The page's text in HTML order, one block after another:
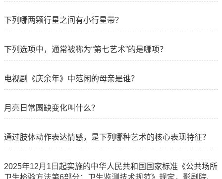
下列哪两颗行星之间有小行星带？
下列选项中，通常被称为“第七艺术”的是哪项？
电视剧《庆余年》中范闲的母亲是谁？
月亮日常圆缺变化叫什么？
通过肢体动作表达情感，是下列哪种艺术的核心表现特征？
2025年12月1日起实施的中华人民共和国国家标准《公共场所
卫生检验方法第6部分：卫生监测技术规范》规定，影剧院、